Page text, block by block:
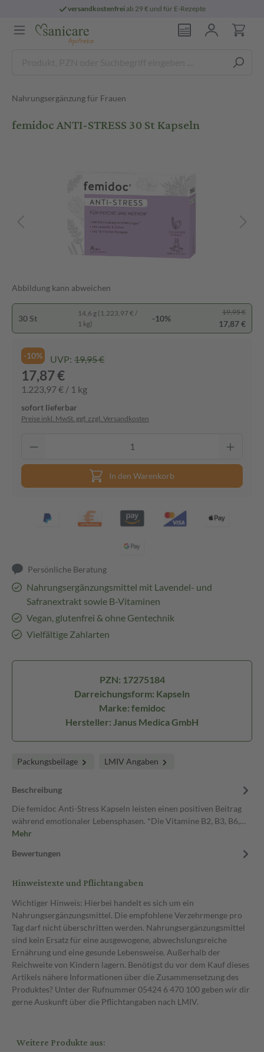
versandkostenfreiab 29 € und für E-Rezepte
Nahrungsergänzung für Frauen
femidoc ANTI-STRESS 30 St Kapseln
Abbildung kann abweichen
30 St
14,6 g (1.223,97 € /
1 kg)
-10%
19,95 €
17,87 €
-10% UVP: 19,95 €
17,87 €
1.223,97 € / 1 kg
sofort lieferbar
Preise inkl. MwSt. ggf. zzgl. Versandkosten
In den Warenkorb
Persönliche Beratung
Nahrungsergänzungsmittel mit Lavendel- und
Safranextrakt sowie B-Vitaminen
Vegan, glutenfrei & ohne Gentechnik
Vielfältige Zahlarten
PZN: 17275184
Darreichungsform: Kapseln
Marke: femidoc
Hersteller: Janus Medica GmbH
Packungsbeilage LMIV Angaben
Beschreibung
Die femidoc Anti-Stress Kapseln leisten einen positiven Beitrag
während emotionaler Lebensphasen. *Die Vitamine B2, B3, B6,…
Mehr
Bewertungen
Hinweistexte und Pflichtangaben
Wichtiger Hinweis: Hierbei handelt es sich um ein
Nahrungsergänzungsmittel. Die empfohlene Verzehrmenge pro
Tag darf nicht überschritten werden. Nahrungsergänzungsmittel
sind kein Ersatz für eine ausgewogene, abwechslungsreiche
Ernährung und eine gesunde Lebensweise. Außerhalb der
Reichweite von Kindern lagern. Benötigst du vor dem Kauf dieses
Artikels nähere Informationen über die Zusammensetzung des
Produktes? Unter der Rufnummer 05424 6 470 100 geben wir dir
gerne Auskunft über die Pflichtangaben nach LMIV.
Weitere Produkte aus: